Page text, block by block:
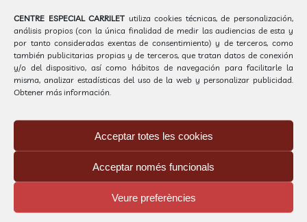
CENTRE ESPECIAL CARRILET utiliza cookies técnicas, de personalización,
análisis propios (con la única finalidad de medir las audiencias de esta y
por tanto consideradas exentas de consentimiento) y de terceros, como
también publicitarias propias y de terceros, que tratan datos de conexión
y/o del dispositivo, así como hábitos de navegación para facilitarle la
misma, analizar estadísticas del uso de la web y personalizar publicidad.
Obtener más información.
Acceptar totes les cookies
Acceptar només funcionals
Veure preferències
trajectòria amb dedicació, compromís i
professionalitat. Enhorabona a tots!!
Per Gestió Carrilet 15 maig, 2018
Centre de Diagnòstic i
Tractaments
Notícies | 1 Comentari
Un comentari
Miquel Simó Castelló 15 maig, 2018 en 9:43 pm
Respondre
Moltíssimes Felicitats! A totes i tots, i als
que hi han anat passant durant aquesta